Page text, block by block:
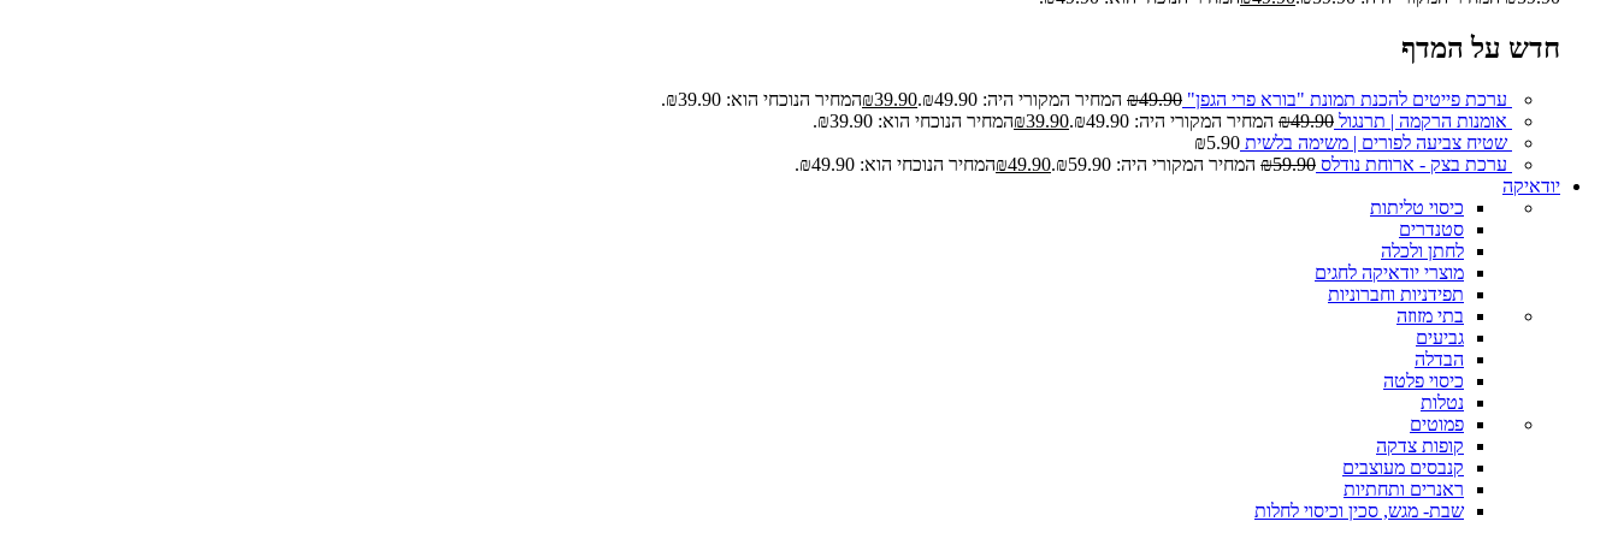
חדש על המדף
ערכת פייטים להכנת תמונת "בורא פרי הגפן" ₪49.90 המחיר המקורי היה: ₪49.90. ₪39.90
המחיר הנוכחי הוא: ₪39.90.
אומנות הרקמה | תרנגול
₪49.90 המחיר המקורי היה: ₪49.90. ₪39.90
המחיר הנוכחי הוא: ₪39.90.
שטיח צביעה לפורים | משימה בלשית
₪5.90
ערכת בצק - ארוחת נודלס
₪59.90 המחיר המקורי היה: ₪59.90. ₪49.90
המחיר הנוכחי הוא: ₪49.90.
יודאיקה
כיסוי טליתות
סטנדרים
לחתן ולכלה
מוצרי יודאיקה לחגים
תפידניות וחברוניות
בתי מזוזה
גביעים
הבדלה
כיסוי פלטה
נטלות
פמוטים
קופות צדקה
קנבסים מעוצבים
ראנרים ותחתיות
שבת- מגש, סכין וכיסוי לחלות